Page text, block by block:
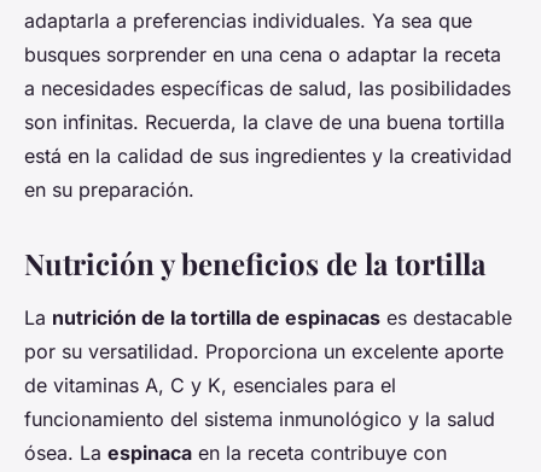
adaptarla a preferencias individuales. Ya sea que
busques sorprender en una cena o adaptar la receta
a necesidades específicas de salud, las posibilidades
son infinitas. Recuerda, la clave de una buena tortilla
está en la calidad de sus ingredientes y la creatividad
en su preparación.
Nutrición y beneficios de la tortilla
La nutrición de la tortilla de espinacas es destacable
por su versatilidad. Proporciona un excelente aporte
de vitaminas A, C y K, esenciales para el
funcionamiento del sistema inmunológico y la salud
ósea. La espinaca en la receta contribuye con